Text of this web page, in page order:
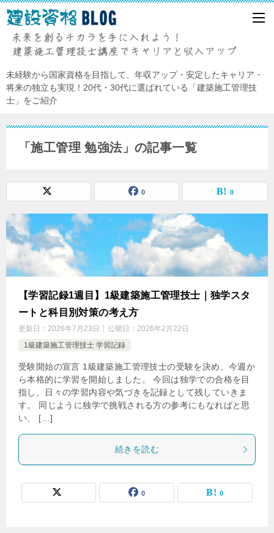
未経験から国家資格を目指して、年収アップ・安定したキャリア・
将来の独立も実現！20代・30代に選ばれている「建築施工管理技
士」をご紹介
「施工管理 勉強法」の記事一覧
0 0
【学習記録1週目】1級建築施工管理技士｜独学スタ
ートと科目別対策の考え方
更新日： 2026年7月23日 公開日： 2026年2月22日
1級建築施工管理技士 学習記録
受験開始の宣言 1級建築施工管理技士の受験を決め、今週か
ら本格的に学習を開始しました。 今回は独学での合格を目
指し、日々の学習内容や気づきを記録として残していきま
す。 同じように独学で挑戦される方の参考にもなればと思
い、 […]
続きを読む
0 0